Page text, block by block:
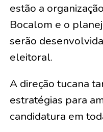
estão a
Bocalom e o
serão
eleitoral.
A direção tucana
estratégias para
candidatura em